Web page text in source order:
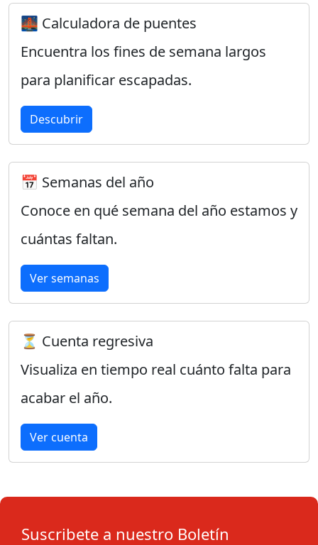
🌉 Calculadora de puentes
Encuentra los fines de semana largos
para planificar escapadas.
Descubrir
📅 Semanas del año
Conoce en qué semana del año estamos y
cuántas faltan.
Ver semanas
⏳ Cuenta regresiva
Visualiza en tiempo real cuánto falta para
acabar el año.
Ver cuenta
Suscribete a nuestro Boletín